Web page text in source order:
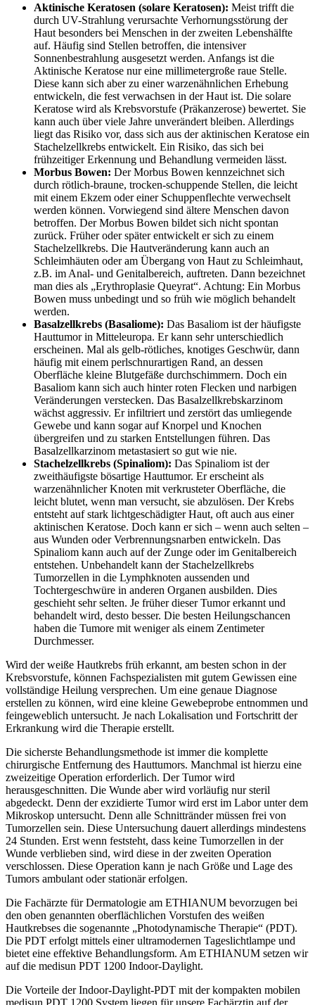
Aktinische Keratosen (solare Keratosen): Meist trifft die
durch UV-Strahlung verursachte Verhornungsstörung der
Haut besonders bei Menschen in der zweiten Lebenshälfte
auf. Häufig sind Stellen betroffen, die intensiver
Sonnenbestrahlung ausgesetzt werden. Anfangs ist die
Aktinische Keratose nur eine millimetergroße raue Stelle.
Diese kann sich aber zu einer warzenähnlichen Erhebung
entwickeln, die fest verwachsen in der Haut ist. Die solare
Keratose wird als Krebsvorstufe (Präkanzerose) bewertet. Sie
kann auch über viele Jahre unverändert bleiben. Allerdings
liegt das Risiko vor, dass sich aus der aktinischen Keratose ein
Stachelzellkrebs entwickelt. Ein Risiko, das sich bei
frühzeitiger Erkennung und Behandlung vermeiden lässt.
Morbus Bowen: Der Morbus Bowen kennzeichnet sich
durch rötlich-braune, trocken-schuppende Stellen, die leicht
mit einem Ekzem oder einer Schuppenflechte verwechselt
werden können. Vorwiegend sind ältere Menschen davon
betroffen. Der Morbus Bowen bildet sich nicht spontan
zurück. Früher oder später entwickelt er sich zu einem
Stachelzellkrebs. Die Hautveränderung kann auch an
Schleimhäuten oder am Übergang von Haut zu Schleimhaut,
z.B. im Anal- und Genitalbereich, auftreten. Dann bezeichnet
man dies als „Erythroplasie Queyrat“. Achtung: Ein Morbus
Bowen muss unbedingt und so früh wie möglich behandelt
werden.
Basalzellkrebs (Basaliome): Das Basaliom ist der häufigste
Hauttumor in Mitteleuropa. Er kann sehr unterschiedlich
erscheinen. Mal als gelb-rötliches, knotiges Geschwür, dann
häufig mit einem perlschnurartigen Rand, an dessen
Oberfläche kleine Blutgefäße durchschimmern. Doch ein
Basaliom kann sich auch hinter roten Flecken und narbigen
Veränderungen verstecken. Das Basalzellkrebskarzinom
wächst aggressiv. Er infiltriert und zerstört das umliegende
Gewebe und kann sogar auf Knorpel und Knochen
übergreifen und zu starken Entstellungen führen. Das
Basalzellkarzinom metastasiert so gut wie nie.
Stachelzellkrebs (Spinaliom): Das Spinaliom ist der
zweithäufigste bösartige Hauttumor. Er erscheint als
warzenähnlicher Knoten mit verkrusteter Oberfläche, die
leicht blutet, wenn man versucht, sie abzulösen. Der Krebs
entsteht auf stark lichtgeschädigter Haut, oft auch aus einer
aktinischen Keratose. Doch kann er sich – wenn auch selten –
aus Wunden oder Verbrennungsnarben entwickeln. Das
Spinaliom kann auch auf der Zunge oder im Genitalbereich
entstehen. Unbehandelt kann der Stachelzellkrebs
Tumorzellen in die Lymphknoten aussenden und
Tochtergeschwüre in anderen Organen ausbilden. Dies
geschieht sehr selten. Je früher dieser Tumor erkannt und
behandelt wird, desto besser. Die besten Heilungschancen
haben die Tumore mit weniger als einem Zentimeter
Durchmesser.
Wird der weiße Hautkrebs früh erkannt, am besten schon in der
Krebsvorstufe, können Fachspezialisten mit gutem Gewissen eine
vollständige Heilung versprechen. Um eine genaue Diagnose
erstellen zu können, wird eine kleine Gewebeprobe entnommen und
feingeweblich untersucht. Je nach Lokalisation und Fortschritt der
Erkrankung wird die Therapie erstellt.
Die sicherste Behandlungsmethode ist immer die komplette
chirurgische Entfernung des Hauttumors. Manchmal ist hierzu eine
zweizeitige Operation erforderlich. Der Tumor wird
herausgeschnitten. Die Wunde aber wird vorläufig nur steril
abgedeckt. Denn der exzidierte Tumor wird erst im Labor unter dem
Mikroskop untersucht. Denn alle Schnittränder müssen frei von
Tumorzellen sein. Diese Untersuchung dauert allerdings mindestens
24 Stunden. Erst wenn feststeht, dass keine Tumorzellen in der
Wunde verblieben sind, wird diese in der zweiten Operation
verschlossen. Diese Operation kann je nach Größe und Lage des
Tumors ambulant oder stationär erfolgen.
Die Fachärzte für Dermatologie am ETHIANUM bevorzugen bei
den oben genannten oberflächlichen Vorstufen des weißen
Hautkrebses die sogenannte „Photodynamische Therapie“ (PDT).
Die PDT erfolgt mittels einer ultramodernen Tageslichtlampe und
bietet eine effektive Behandlungsform. Am ETHIANUM setzen wir
auf die medisun PDT 1200 Indoor-Daylight.
Die Vorteile der Indoor-Daylight-PDT mit der kompakten mobilen
medisun PDT 1200 System liegen für unsere Fachärztin auf der